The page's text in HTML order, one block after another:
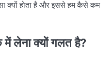
क्यों होता है और इससे हम कैसे कम
लेना क्यों गलत है?